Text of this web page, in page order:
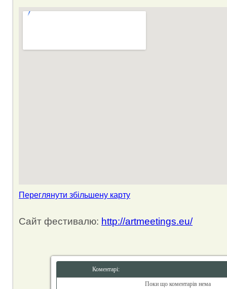
Переглянути збільшену карту
Сайт фестивалю: http://artmeetings.eu/
Коментарі:
Поки що коментарів нема